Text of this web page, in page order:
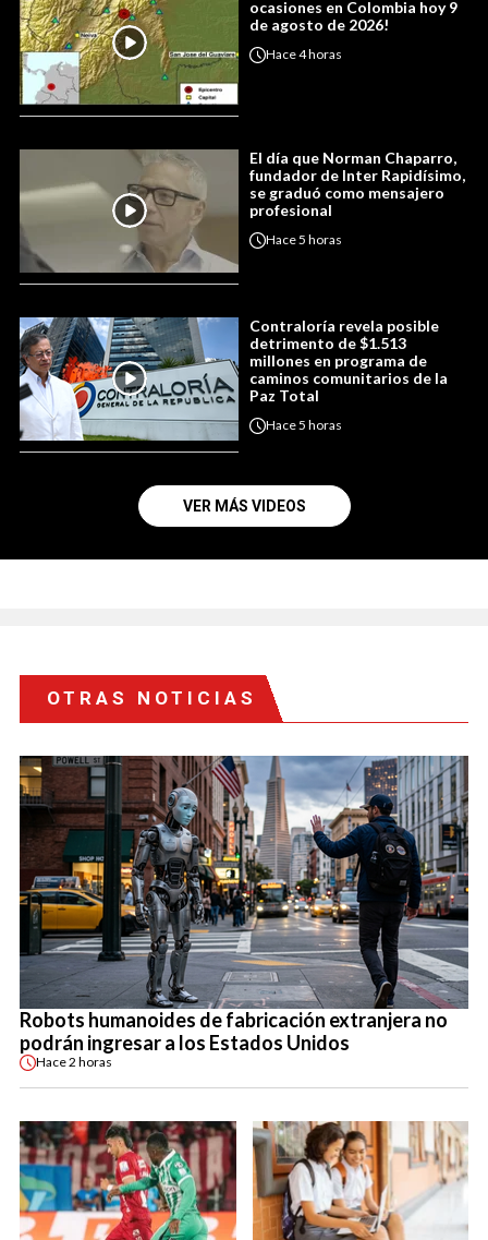
ocasiones en Colombia hoy 9
de agosto de 2026!
Hace4 horas
El día que Norman Chaparro,
fundador de Inter Rapidísimo,
se graduó como mensajero
profesional
Hace5 horas
Contraloría revela posible
detrimento de $1.513
millones en programa de
caminos comunitarios de la
Paz Total
Hace5 horas
VER MÁS VIDEOS
OTRAS NOTICIAS
Robots humanoides de fabricación extranjera no
podrán ingresar a los Estados Unidos
Hace2 horas